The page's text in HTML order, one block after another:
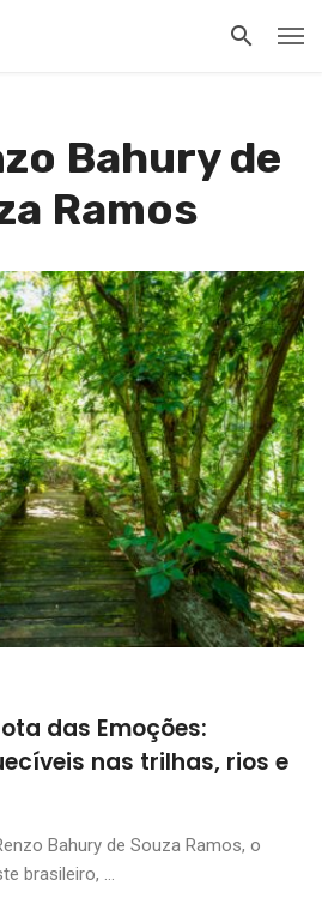
Bahury de
Ramos
das Emoções:
nas trilhas, rios e
Bahury de Souza Ramos, o
brasileiro, ...